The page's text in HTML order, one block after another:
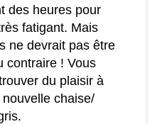
des heures pour
fatigant. Mais
ne devrait pas être
contraire ! Vous
du plaisir à
chaise/